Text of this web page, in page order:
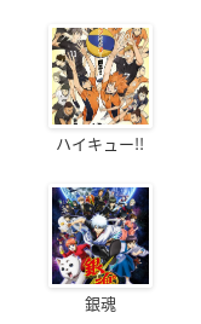
ハイキュー!!
銀魂